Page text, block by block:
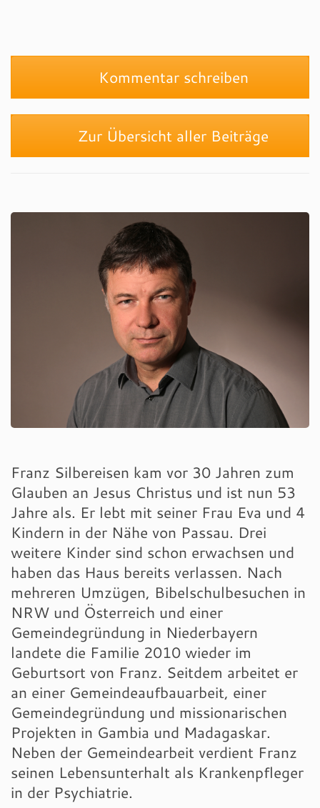
Kommentar schreiben
Zur Übersicht aller Beiträge
Franz Silbereisen kam vor 30 Jahren zum
Glauben an Jesus Christus und ist nun 53
Jahre als. Er lebt mit seiner Frau Eva und 4
Kindern in der Nähe von Passau. Drei
weitere Kinder sind schon erwachsen und
haben das Haus bereits verlassen. Nach
mehreren Umzügen, Bibelschulbesuchen in
NRW und Österreich und einer
Gemeindegründung in Niederbayern
landete die Familie 2010 wieder im
Geburtsort von Franz. Seitdem arbeitet er
an einer Gemeindeaufbauarbeit, einer
Gemeindegründung und missionarischen
Projekten in Gambia und Madagaskar.
Neben der Gemeindearbeit verdient Franz
seinen Lebensunterhalt als Krankenpfleger
in der Psychiatrie.